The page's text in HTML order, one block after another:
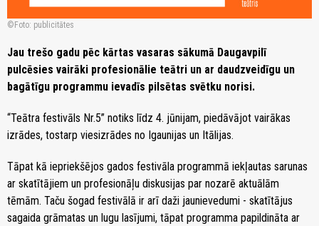
Foto: publicitātes
Jau trešo gadu pēc kārtas vasaras sākumā Daugavpilī
pulcēsies vairāki profesionālie teātri un ar daudzveidīgu un
bagātīgu programmu ievadīs pilsētas svētku norisi.
“Teātra festivāls Nr.5” notiks līdz 4. jūnijam, piedāvājot vairākas
izrādes, tostarp viesizrādes no Igaunijas un Itālijas.
Tāpat kā iepriekšējos gados festivāla programmā iekļautas sarunas
ar skatītājiem un profesionāļu diskusijas par nozarē aktuālām
tēmām. Taču šogad festivālā ir arī daži jaunievedumi - skatītājus
sagaida grāmatas un lugu lasījumi, tāpat programma papildināta ar